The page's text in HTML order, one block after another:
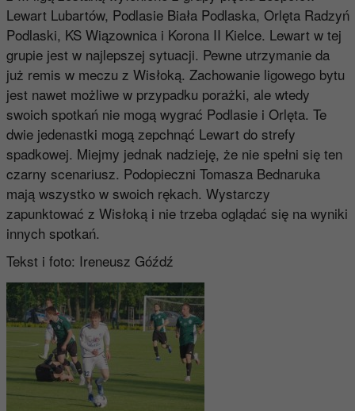
Lewart Lubartów, Podlasie Biała Podlaska, Orlęta Radzyń
Podlaski, KS Wiązownica i Korona II Kielce. Lewart w tej
grupie jest w najlepszej sytuacji. Pewne utrzymanie da
już remis w meczu z Wisłoką. Zachowanie ligowego bytu
jest nawet możliwe w przypadku porażki, ale wtedy
swoich spotkań nie mogą wygrać Podlasie i Orlęta. Te
dwie jedenastki mogą zepchnąć Lewart do strefy
spadkowej. Miejmy jednak nadzieję, że nie spełni się ten
czarny scenariusz. Podopieczni Tomasza Bednaruka
mają wszystko w swoich rękach. Wystarczy
zapunktować z Wisłoką i nie trzeba oglądać się na wyniki
innych spotkań.
Tekst i foto: Ireneusz Góźdź